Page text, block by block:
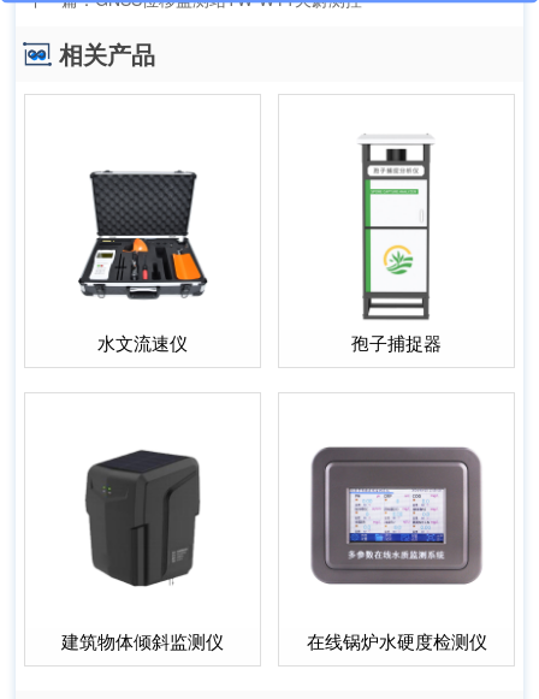
相关产品
水文流速仪 孢子捕捉器
建筑物体倾斜监测仪 在线锅炉水硬度检测仪